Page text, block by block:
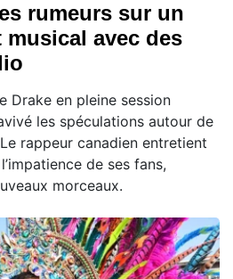
rumeurs sur un
avec des
Drake en pleine session
les spéculations autour de
rappeur canadien entretient
de ses fans,
morceaux.